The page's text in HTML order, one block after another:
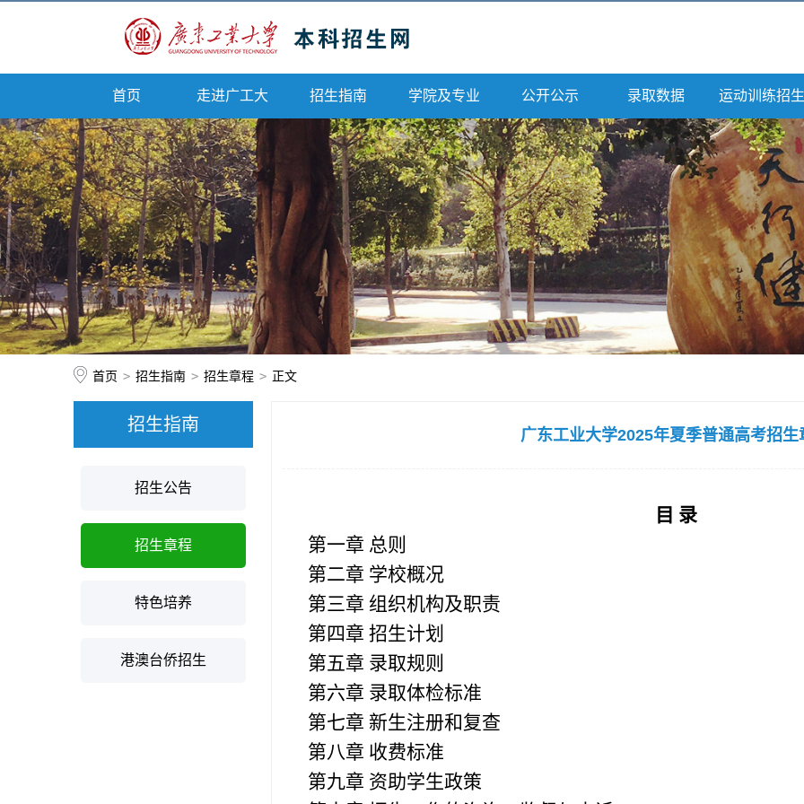
首页 走进广工大 招生指南 学院及专业 公开公示 录取数据 运动训练招生
首页 > 招生指南 > 招生章程 > 正文
招生指南
招生公告
招生章程
特色培养
港澳台侨招生
广东工业大学2025年夏季普通高考招生
目 录
第一章 总则
第二章 学校概况
第三章 组织机构及职责
第四章 招生计划
第五章 录取规则
第六章 录取体检标准
第七章 新生注册和复查
第八章 收费标准
第九章 资助学生政策